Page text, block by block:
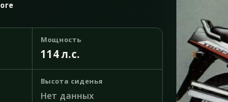
Мощность
114 л.с.
Высота сиденья
Нет данных